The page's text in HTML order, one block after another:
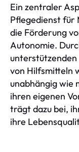
Ein zentraler
Pflegedienst für
die Förderung
Autonomie.
unterstützenden
von Hilfsmitteln
unabhängig wie
ihren eigenen
trägt dazu bei,
ihre